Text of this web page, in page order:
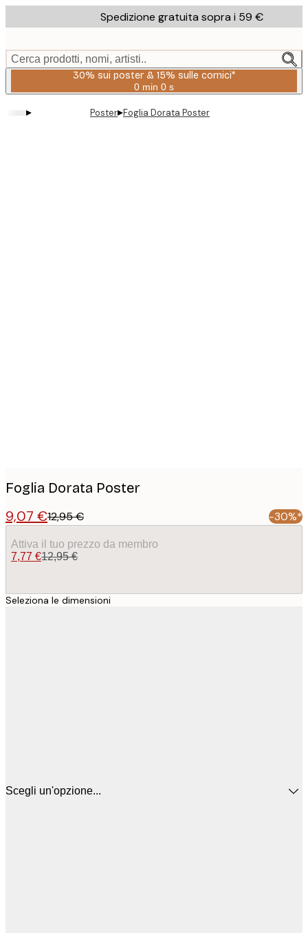
to
content.
Spedizione gratuita sopra i 59 €
Cerca prodotti, nomi, artisti..
30% sui poster & 15% sulle cornici*
0 min 0 s
Valido
a:
▸ Poster▸Foglia Dorata Poster
Foglia Dorata Poster
9,07 €12,95 € -30%*
Attiva il tuo prezzo da membro
7,77 €12,95 €
Seleziona le dimensioni
Scegli un'opzione...